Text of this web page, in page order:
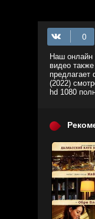
Наш онлайн
видео
(2022)
hd 1080